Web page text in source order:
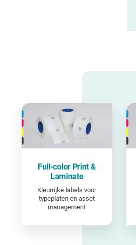
Full-color Print &
Laminate
Kleurrijke labels voor
typeplaten en asset
management